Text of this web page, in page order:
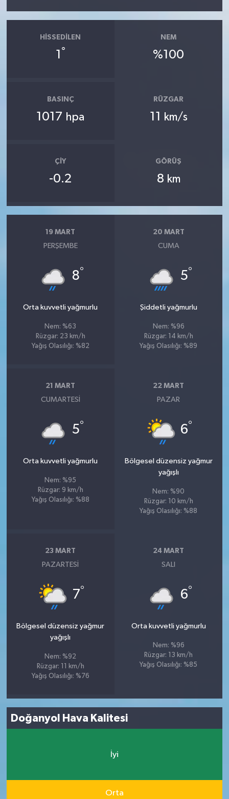
HISSEDILEN
1 °
NEM
%100
BASINÇ
1017 hpa
RÜZGAR
11 km/s
ÇIY
-0.2
GÖRÜŞ
8 km
19 MART
PERŞEMBE
8°
Orta kuvvetli yağmurlu
Nem: %63
Rüzgar: 23 km/h
Yağış Olasılığı: %82
20 MART
CUMA
5°
Şiddetli yağmurlu
Nem: %96
Rüzgar: 14 km/h
Yağış Olasılığı: %89
21 MART
CUMARTESI
5°
Orta kuvvetli yağmurlu
Nem: %95
Rüzgar: 9 km/h
Yağış Olasılığı: %88
22 MART
PAZAR
6°
Bölgesel düzensiz yağmur
yağışlı
Nem: %90
Rüzgar: 10 km/h
Yağış Olasılığı: %88
23 MART
PAZARTESI
7°
Bölgesel düzensiz yağmur
yağışlı
Nem: %92
Rüzgar: 11 km/h
Yağış Olasılığı: %76
24 MART
SALI
6°
Orta kuvvetli yağmurlu
Nem: %96
Rüzgar: 13 km/h
Yağış Olasılığı: %85
Doğanyol Hava Kalitesi
İyi
Orta